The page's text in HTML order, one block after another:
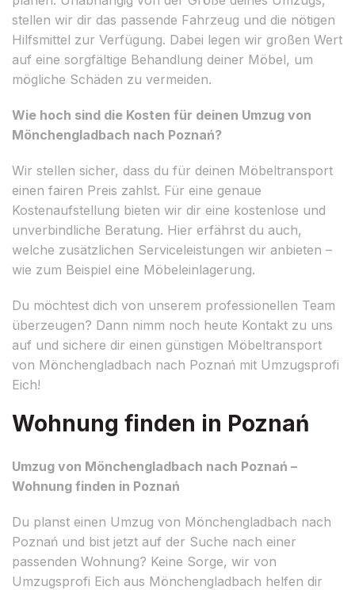
stellen wir dir das passende Fahrzeug und die nötigen
Hilfsmittel zur Verfügung. Dabei legen wir großen Wert
auf eine sorgfältige Behandlung deiner Möbel, um
mögliche Schäden zu vermeiden.
Wie hoch sind die Kosten für deinen Umzug von
Mönchengladbach nach Poznań?
Wir stellen sicher, dass du für deinen Möbeltransport
einen fairen Preis zahlst. Für eine genaue
Kostenaufstellung bieten wir dir eine kostenlose und
unverbindliche Beratung. Hier erfährst du auch,
welche zusätzlichen Serviceleistungen wir anbieten –
wie zum Beispiel eine Möbeleinlagerung.
Du möchtest dich von unserem professionellen Team
überzeugen? Dann nimm noch heute Kontakt zu uns
auf und sichere dir einen günstigen Möbeltransport
von Mönchengladbach nach Poznań mit Umzugsprofi
Eich!
Wohnung finden in Poznań
Umzug von Mönchengladbach nach Poznań –
Wohnung finden in Poznań
Du planst einen Umzug von Mönchengladbach nach
Poznań und bist jetzt auf der Suche nach einer
passenden Wohnung? Keine Sorge, wir von
Umzugsprofi Eich aus Mönchengladbach helfen dir